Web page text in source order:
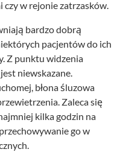
czy w rejonie zatrzasków.
bardzo dobrą
pacjentów do ich
Z punktu widzenia
niewskazane.
błona śluzowa
Zaleca się
kilka godzin na
go w